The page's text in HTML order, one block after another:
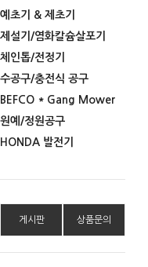
예초기 & 제초기
제설기/염화칼슘살포기
체인톱/전정기
수공구/충전식 공구
BEFCO * Gang Mower
원예/정원공구
HONDA 발전기
게시판 상품문의